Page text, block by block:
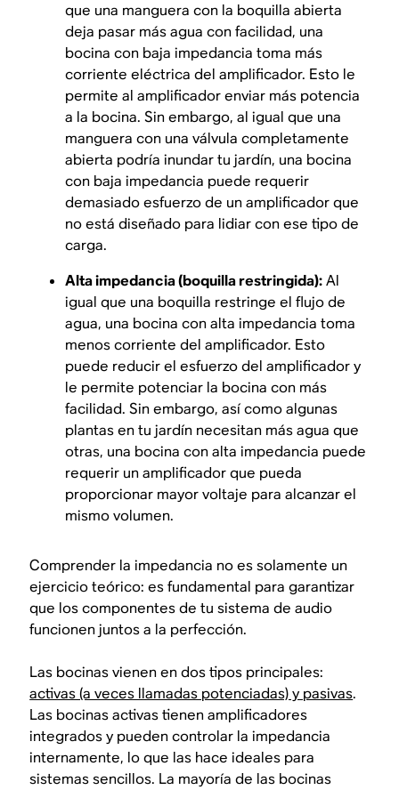
que una manguera con la boquilla abierta
deja pasar más agua con facilidad, una
bocina con baja impedancia toma más
corriente eléctrica del amplificador. Esto le
permite al amplificador enviar más potencia
a la bocina. Sin embargo, al igual que una
manguera con una válvula completamente
abierta podría inundar tu jardín, una bocina
con baja impedancia puede requerir
demasiado esfuerzo de un amplificador que
no está diseñado para lidiar con ese tipo de
carga.
Alta impedancia (boquilla restringida):Al
igual que una boquilla restringe el flujo de
agua, una bocina con alta impedancia toma
menos corriente del amplificador. Esto
puede reducir el esfuerzo del amplificador y
le permite potenciar la bocina con más
facilidad. Sin embargo, así como algunas
plantas en tu jardín necesitan más agua que
otras, una bocina con alta impedancia puede
requerir un amplificador que pueda
proporcionar mayor voltaje para alcanzar el
mismo volumen.
Comprender la impedancia no es solamente un
ejercicio teórico: es fundamental para garantizar
que los componentes de tu sistema de audio
funcionen juntos a la perfección.
Las bocinas vienen en dos tipos principales:
activas (a veces llamadas potenciadas) y pasivas.
Las bocinas activas tienen amplificadores
integrados y pueden controlar la impedancia
internamente, lo que las hace ideales para
sistemas sencillos. La mayoría de las bocinas